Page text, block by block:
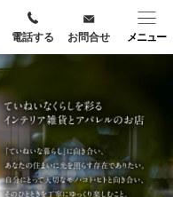
メニュー
電話する お問合せ